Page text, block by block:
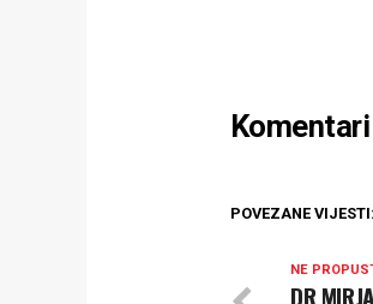
Komentari
POVEZANE VIJESTI:
NE
DR